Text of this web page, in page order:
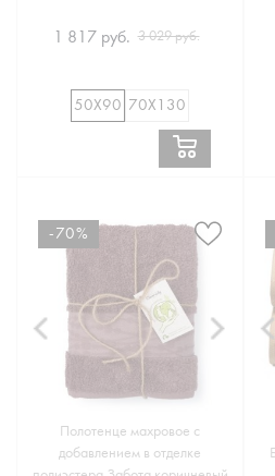
1 817 руб. 3 029 руб.
50Х90 70Х130
-70%
Полотенце махровое с
добавлением в отделке